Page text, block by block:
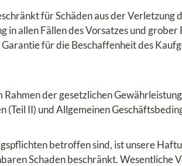
für Schäden aus der
in allen Fällen des Vorsatzes und
für die Beschaffenheit des
der gesetzlichen
II) und Allgemeinen
betroffen sind, ist unsere
Schaden beschränkt. Wesentliche